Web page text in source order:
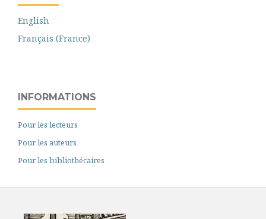
English
Français (France)
INFORMATIONS
Pour les lecteurs
Pour les auteurs
Pour les bibliothécaires